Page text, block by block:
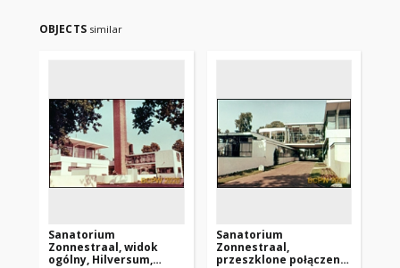
OBJECTS similar
Sanatorium
Zonnestraal, widok
ogólny, Hilversum,
Sanatorium
Zonnestraal,
przeszklone połączenie